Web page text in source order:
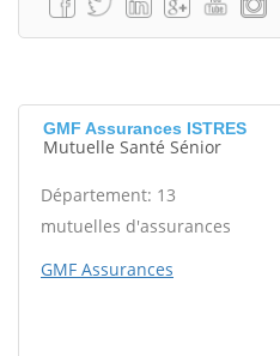
GMF Assurances ISTRES
Mutuelle Santé Sénior
Département: 13
mutuelles d'assurances
GMF Assurances